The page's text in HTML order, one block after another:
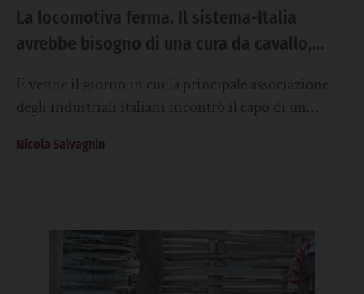
La locomotiva ferma. Il sistema-Italia
avrebbe bisogno di una cura da cavallo,
E venne il giorno in cui la principale associazione
degli industriali italiani incontrò il capo di un
Nicola Salvagnin